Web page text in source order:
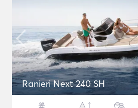
Ranieri Next 240 SH